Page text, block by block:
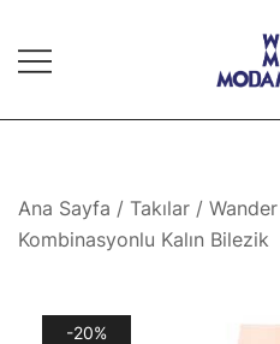
content
Ana Sayfa / Takılar /
Kombinasyonlu Kalın Bilezik
-20%